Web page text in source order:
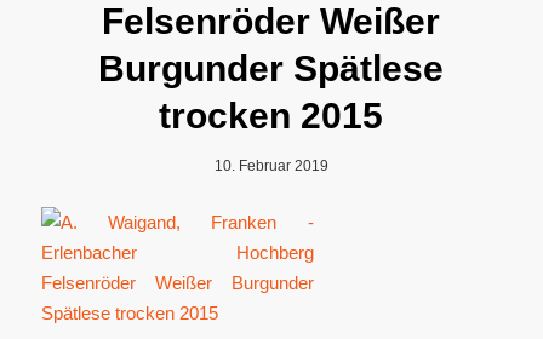
Felsenröder Weißer
Burgunder Spätlese
trocken 2015
10. Februar 2019